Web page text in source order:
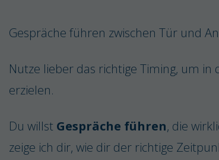
Gespräche führen zwischen Tür und
Nutze lieber das richtige Timing, um
erzielen.
Du willst Gespräche führen, die
zeige ich dir, wie dir der richtige